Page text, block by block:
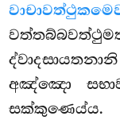
අඤ්ඤො
සක්කුණෙය්ය.